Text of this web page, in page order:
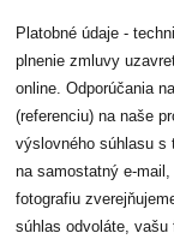
Platobné údaje -
plnenie zmluvy
online. Odporúčania
(referenciu) na naše
výslovného súhlasu s
na samostatný e-
fotografiu
súhlas odvoláte, vašu